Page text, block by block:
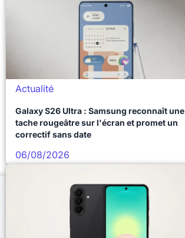
Actualité
Galaxy S26 Ultra : Samsung reconnaît une
tache rougeâtre sur l'écran et promet un
correctif sans date
06/08/2026